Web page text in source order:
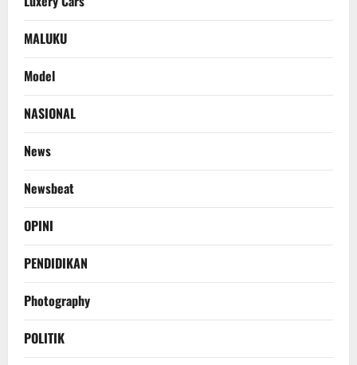
MALUKU
Model
NASIONAL
News
Newsbeat
OPINI
PENDIDIKAN
Photography
POLITIK